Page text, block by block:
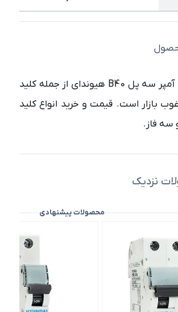
کلید مینیاتوری 40 آمپر سه پل B40 هیوندای از جمله کلید
بازار است. قیمت و خرید انواع کلید
سه فاز.
نزدیک
محصولات پیشنهادی